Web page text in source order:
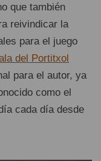
que también
reivindicar la
para el juego
del Portitxol
para el autor, ya
como el
cada día desde